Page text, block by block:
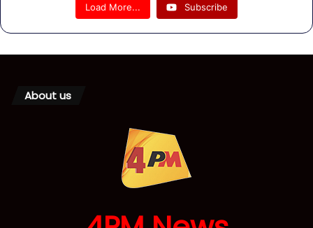
Load More... Subscribe
About us